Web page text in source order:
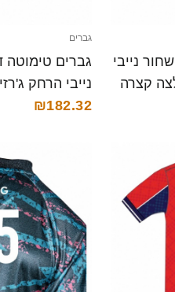
גברים אנדרה ברלי #12 שחור נייבי
גברים
קצרה
₪182.32